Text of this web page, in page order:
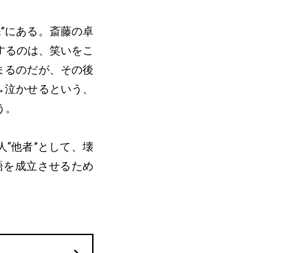
にある。斎藤の卓
のは、笑いをこ
るのだが、その後
かせるという、
他者”として、壊
成立させるため